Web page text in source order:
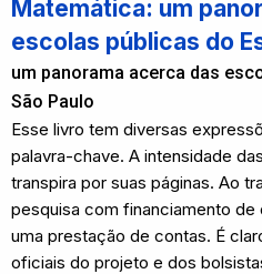
Matemática: um
escolas públicas do
um panorama acerca das
São Paulo
Esse livro tem diversas
palavra-chave. A intensidade
transpira por suas páginas. Ao
pesquisa com financiamento de
uma prestação de contas. É
oficiais do projeto e dos